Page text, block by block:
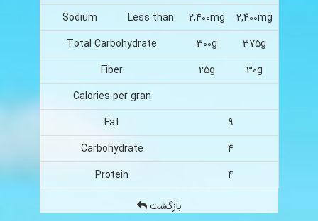
Sodium
Less than 2,400mg
2,400mg
Total Carbohydrate
300g
375g
Fiber
25g
30g
Calories per gran
Fat
9
Carbohydrate
4
Protein
4
بازگشت